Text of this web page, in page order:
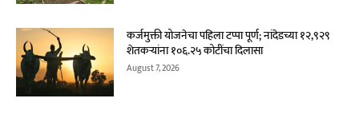
कर्जमुक्ती योजनेचा पहिला टप्पा पूर्ण; नांदेडच्या १२,९२९
शेतकऱ्यांना १०६.२५ कोटींचा दिलासा
August 7, 2026